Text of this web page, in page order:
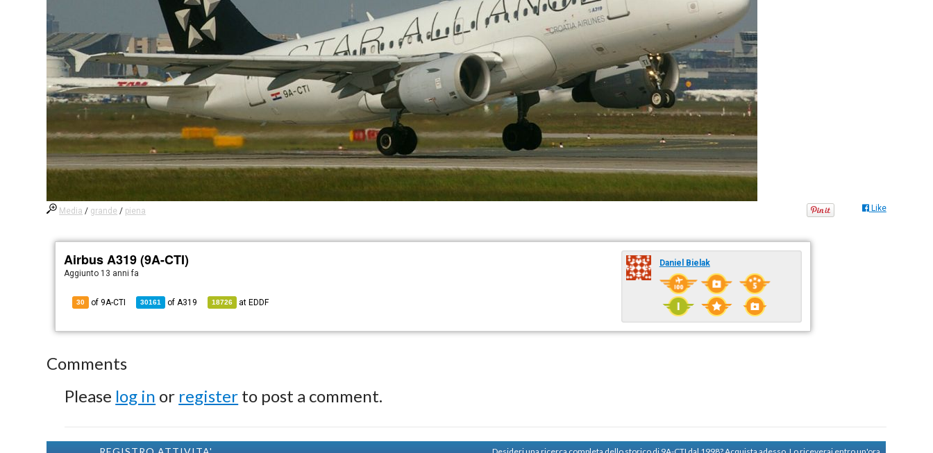
Media / grande / piena Like
Airbus A319 (9A-CTI)
Aggiunto 13 anni fa
30 of 9A-CTI 30161 ofA319 18726 at EDDF
Daniel Bielak
Comments
Please log in or register to post a comment.